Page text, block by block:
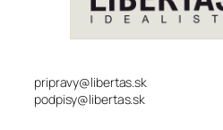
pripravy@libertas.sk
podpisy@libertas.sk